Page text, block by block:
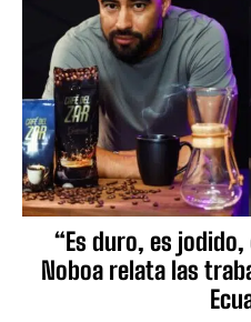
“Es duro, es
Noboa relata las